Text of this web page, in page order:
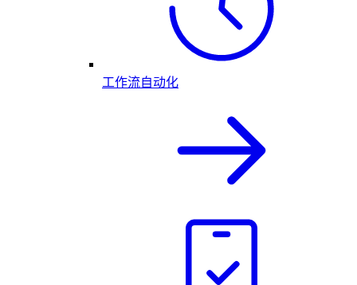
工作流自动化